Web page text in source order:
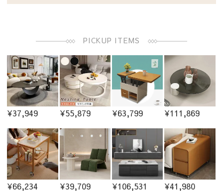
PICKUP ITEMS
¥37,949 ¥55,879 ¥63,799 ¥111,869
¥66,234 ¥39,709 ¥106,531 ¥41,980